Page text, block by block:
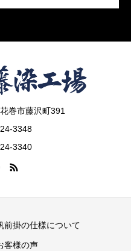
巻市藤沢町391
3348
3340
前掛の仕様について
客様の声